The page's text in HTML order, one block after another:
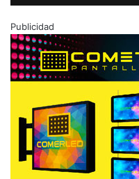
Publicidad